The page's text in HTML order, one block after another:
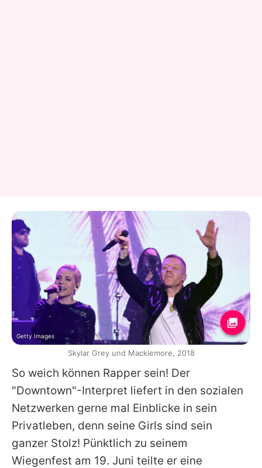
So weich können Rapper sein! Der
"Downtown"-Interpret liefert in den sozialen
Netzwerken gerne mal Einblicke in sein
Privatleben, denn seine Girls sind sein
ganzer Stolz! Pünktlich zu seinem
Wiegenfest am 19. Juni teilte er eine
Getty Images
Skylar Grey und Macklemore, 2018